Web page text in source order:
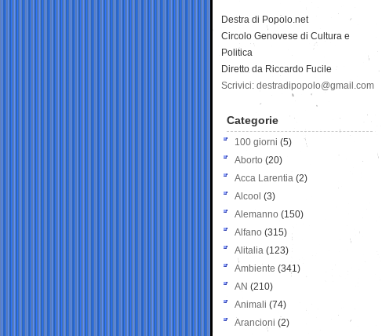
Destra di Popolo.net
Circolo Genovese di Cultura e
Politica
Diretto da Riccardo Fucile
Scrivici: destradipopolo@gmail.com
Categorie
100 giorni (5)
Aborto (20)
Acca Larentia (2)
Alcool (3)
Alemanno (150)
Alfano (315)
Alitalia (123)
Ambiente (341)
AN (210)
Animali (74)
Arancioni (2)